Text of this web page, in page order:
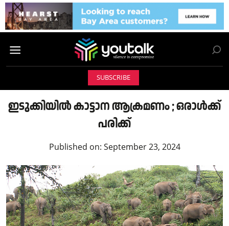
SUBSCRIBE
ഇടുക്കിയില്‍ കാട്ടാന ആക്രമണo ; ഒരാള്‍ക്ക്
പരിക്ക്
Published on: September 23, 2024